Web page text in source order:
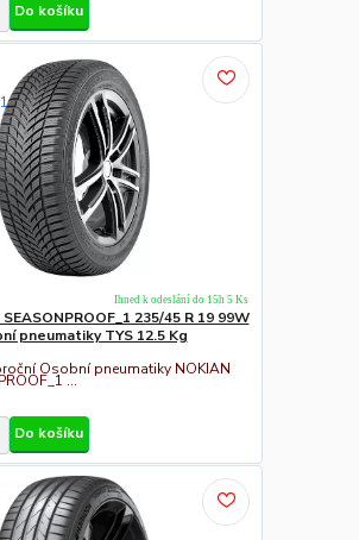
Do košíku
SEASONPROOF_1 235/45 R 19 99W
pneumatiky TYS 12.5 Kg
Osobní pneumatiky NOKIAN
...
Ihned k odeslání do 15h 5 Ks
Do košíku